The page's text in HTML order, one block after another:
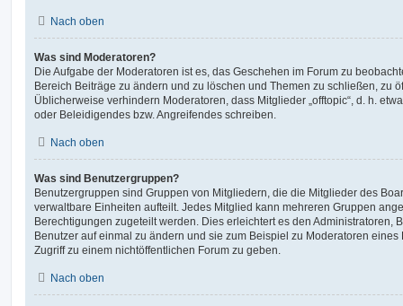
Nach oben
Was sind Moderatoren?
Die Aufgabe der Moderatoren ist es, das Geschehen im Forum zu
Bereich Beiträge zu ändern und zu löschen und Themen zu schließen, zu
Üblicherweise verhindern Moderatoren, dass Mitglieder „offtopic“, d. h.
oder Beleidigendes bzw. Angreifendes schreiben.
Nach oben
Was sind Benutzergruppen?
Benutzergruppen sind Gruppen von Mitgliedern, die die Mitglieder des
verwaltbare Einheiten aufteilt. Jedes Mitglied kann mehreren Gruppen
Berechtigungen zugeteilt werden. Dies erleichtert es den Administratoren,
Benutzer auf einmal zu ändern und sie zum Beispiel zu Moderatoren
Zugriff zu einem nichtöffentlichen Forum zu geben.
Nach oben